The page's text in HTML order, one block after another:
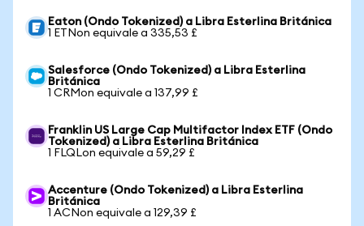
Eaton (Ondo Tokenized) a Libra Esterlina Británica
1 ETNon equivale a 335,53 £
Salesforce (Ondo Tokenized) a Libra Esterlina
Británica
1 CRMon equivale a 137,99 £
Franklin US Large Cap Multifactor Index ETF (Ondo
Tokenized) a Libra Esterlina Británica
1 FLQLon equivale a 59,29 £
Accenture (Ondo Tokenized) a Libra Esterlina
Británica
1 ACNon equivale a 129,39 £